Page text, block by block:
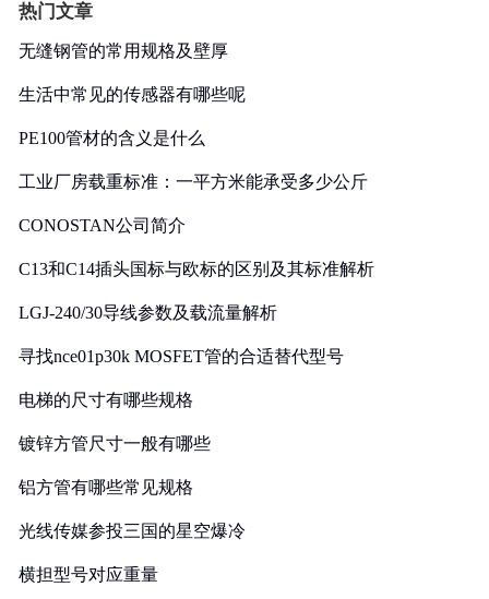
热门文章
无缝钢管的常用规格及壁厚
生活中常见的传感器有哪些呢
PE100管材的含义是什么
工业厂房载重标准：一平方米能承受多少公斤
CONOSTAN公司简介
C13和C14插头国标与欧标的区别及其标准解析
LGJ-240/30导线参数及载流量解析
寻找nce01p30k MOSFET管的合适替代型号
电梯的尺寸有哪些规格
镀锌方管尺寸一般有哪些
铝方管有哪些常见规格
光线传媒参投三国的星空爆冷
横担型号对应重量